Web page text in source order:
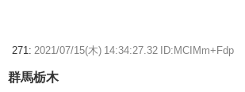
271: 2021/07/15(木) 14:34:27.32 ID:MCIMm+Fdp
群馬栃木